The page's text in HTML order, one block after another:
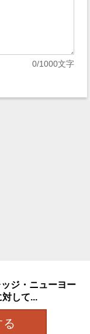
0/1000文字
ジ・ニューヨー
して...